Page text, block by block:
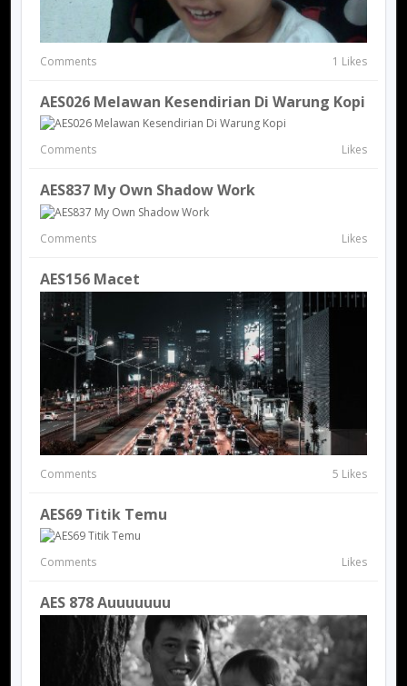
Comments 1 Likes
AES026 Melawan Kesendirian Di Warung Kopi
Comments Likes
AES837 My Own Shadow Work
Comments Likes
AES156 Macet
Comments 5 Likes
AES69 Titik Temu
Comments Likes
AES 878 Auuuuuuu